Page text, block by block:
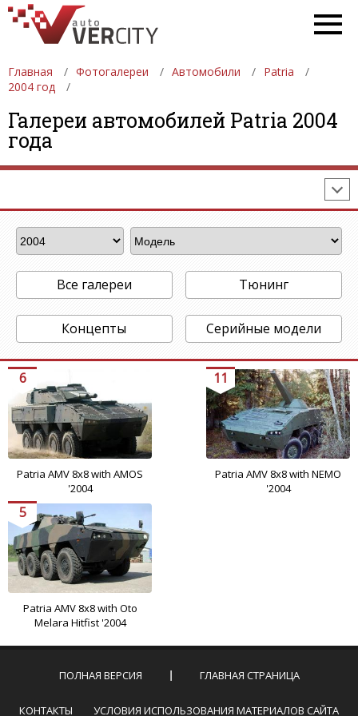
Главная Фотогалереи Автомобили
Patria
2004 год
Галереи автомобилей Patria 2004
года
ФОТОГАЛЕРЕИ АВТОМОБИЛИ
ДЕВУШКИ
АВТОСАЛОНЫ
Все галереи Тюнинг
Концепты Серийные модели
Patria AMV 8x8 with AMOS
'2004
6
Patria AMV 8x8 with NEMO
'2004
11
Patria AMV 8x8 with Oto
Melara Hitfist '2004
5
ПОЛНАЯ ВЕРСИЯ ГЛАВНАЯ СТРАНИЦА
КОНТАКТЫ УСЛОВИЯ ИСПОЛЬЗОВАНИЯ МАТЕРИАЛОВ САЙТА